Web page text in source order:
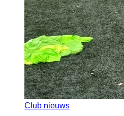
Club nieuws